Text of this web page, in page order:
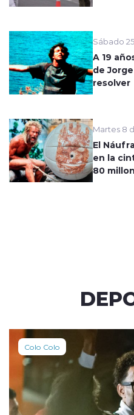
Sábado
A 19
de
resolver
Martes 8
El
en la
80
Colo Colo